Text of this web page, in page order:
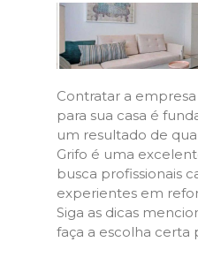
Contratar a
para sua casa é
um resultado de
Grifo é uma
busca profissionais
experientes em
Siga as dicas
faça a escolha certa